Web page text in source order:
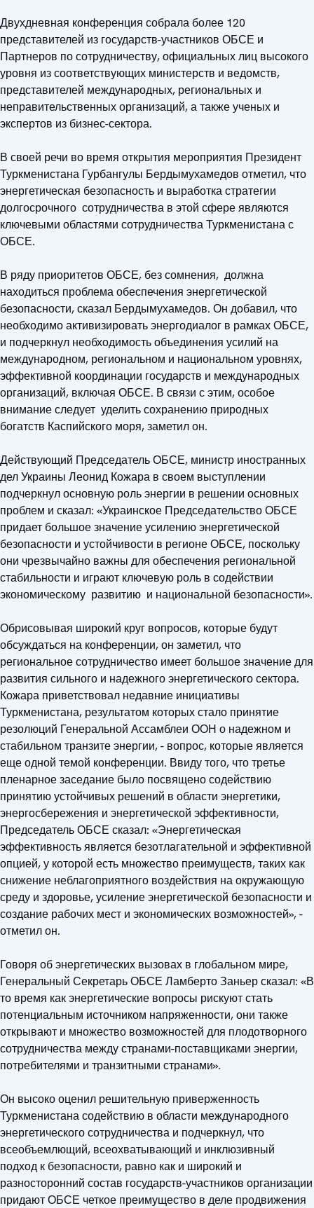
Двухдневная конференция собрала более 120
представителей из государств-участников ОБСЕ и
Партнеров по сотрудничеству, официальных лиц высокого
уровня из соответствующих министерств и ведомств,
представителей международных, региональных и
неправительственных организаций, а также ученых и
экспертов из бизнес-сектора.
В своей речи во время открытия мероприятия Президент
Туркменистана Гурбангулы Бердымухамедов отметил, что
энергетическая безопасность и выработка стратегии
долгосрочного сотрудничества в этой сфере являются
ключевыми областями сотрудничества Туркменистана с
ОБСЕ.
В ряду приоритетов ОБСЕ, без сомнения, должна
находиться проблема обеспечения энергетической
безопасности, сказал Бердымухамедов. Он добавил, что
необходимо активизировать энергодиалог в рамках ОБСЕ,
и подчеркнул необходимость объединения усилий на
международном, региональном и национальном уровнях,
эффективной координации государств и международных
организаций, включая ОБСЕ. В связи с этим, особое
внимание следует уделить сохранению природных
богатств Каспийского моря, заметил он.
Действующий Председатель ОБСЕ, министр иностранных
дел Украины Леонид Кожара в своем выступлении
подчеркнул основную роль энергии в решении основных
проблем и сказал: «Украинское Председательство ОБСЕ
придает большое значение усилению энергетической
безопасности и устойчивости в регионе ОБСЕ, поскольку
они чрезвычайно важны для обеспечения региональной
стабильности и играют ключевую роль в содействии
экономическому развитию и национальной безопасности».
Обрисовывая широкий круг вопросов, которые будут
обсуждаться на конференции, он заметил, что
региональное сотрудничество имеет большое значение для
развития сильного и надежного энергетического сектора.
Кожара приветствовал недавние инициативы
Туркменистана, результатом которых стало принятие
резолюций Генеральной Ассамблеи ООН о надежном и
стабильном транзите энергии, - вопрос, которые является
еще одной темой конференции. Ввиду того, что третье
пленарное заседание было посвящено содействию
принятию устойчивых решений в области энергетики,
энергосбережения и энергетической эффективности,
Председатель ОБСЕ сказал: «Энергетическая
эффективность является безотлагательной и эффективной
опцией, у которой есть множество преимуществ, таких как
снижение неблагоприятного воздействия на окружающую
среду и здоровье, усиление энергетической безопасности и
создание рабочих мест и экономических возможностей», -
отметил он.
Говоря об энергетических вызовах в глобальном мире,
Генеральный Секретарь ОБСЕ Ламберто Заньер сказал: «В
то время как энергетические вопросы рискуют стать
потенциальным источником напряженности, они также
открывают и множество возможностей для плодотворного
сотрудничества между странами-поставщиками энергии,
потребителями и транзитными странами».
Он высоко оценил решительную приверженность
Туркменистана содействию в области международного
энергетического сотрудничества и подчеркнул, что
всеобъемлющий, всеохватывающий и инклюзивный
подход к безопасности, равно как и широкий и
разносторонний состав государств-участников организации
придают ОБСЕ четкое преимущество в деле продвижения